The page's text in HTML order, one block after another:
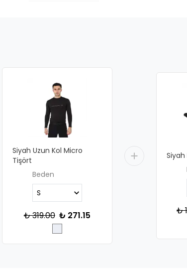
Siyah Uzun Kol Micro
Tişört
Beden
₺ 319.00 ₺ 271.15
Siyah
₺